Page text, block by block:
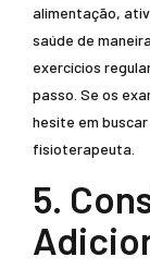
alimentação,
saúde de
exercícios
passo. Se os
hesite em
fisioterapeuta.
5.